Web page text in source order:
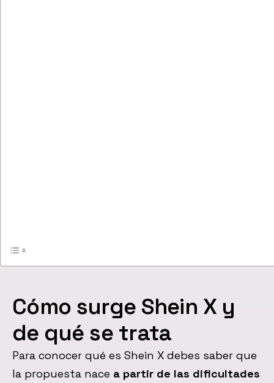
Cómo surge Shein X y
de qué se trata
Para conocer qué es Shein X debes saber que
la propuesta nace a partir de las dificultades